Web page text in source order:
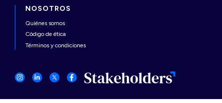
NOSOTROS
Quiénes somos
Código de ética
Términos y condiciones